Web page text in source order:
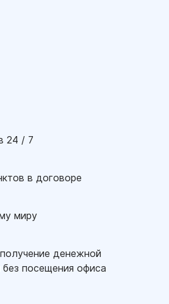
24 / 7
в договоре
миру
денежной
посещения офиса